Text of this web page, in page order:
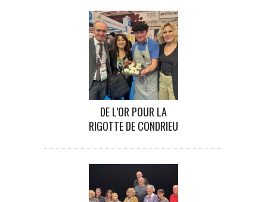
DE L’OR POUR LA
RIGOTTE DE CONDRIEU